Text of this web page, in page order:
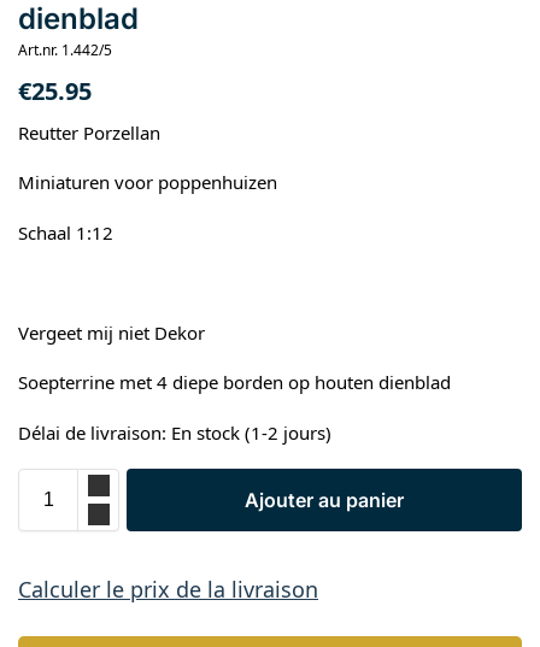
dienblad
Art.nr. 1.442/5
€25.95
Reutter Porzellan
Miniaturen voor poppenhuizen
Schaal 1:12
Vergeet mij niet Dekor
Soepterrine met 4 diepe borden op houten dienblad
Délai de livraison: En stock (1-2 jours)
Ajouter au panier
Calculer le prix de la livraison